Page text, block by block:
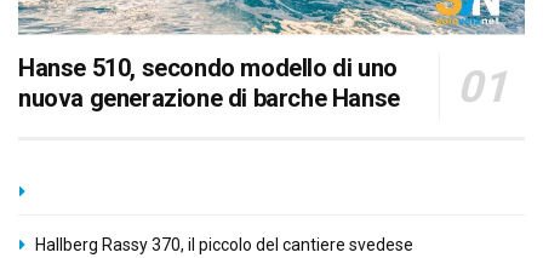
Hanse 510, secondo modello di uno
nuova generazione di barche Hanse
Hallberg Rassy 370, il piccolo del cantiere svedese